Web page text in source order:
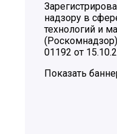
надзору в
технологий и
01192 от
Показать